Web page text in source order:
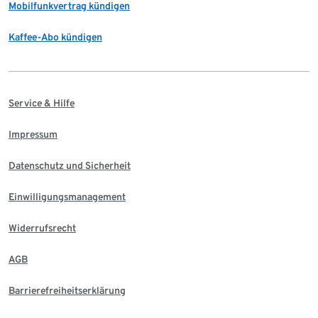
Mobilfunkvertrag kündigen
Kaffee-Abo kündigen
Service & Hilfe
Impressum
Datenschutz und Sicherheit
Einwilligungsmanagement
Widerrufsrecht
AGB
Barrierefreiheitserklärung